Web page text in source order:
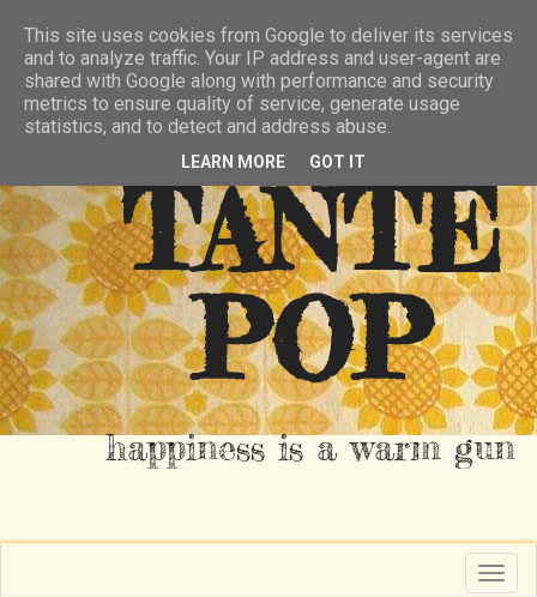
RSS FEED
TANTE
POP
happiness is a warm gun
T
o
This site uses cookies from Google to deliver its services
and to analyze traffic. Your IP address and user-agent are
shared with Google along with performance and security
metrics to ensure quality of service, generate usage
statistics, and to detect and address abuse.
LEARN MORE GOT IT